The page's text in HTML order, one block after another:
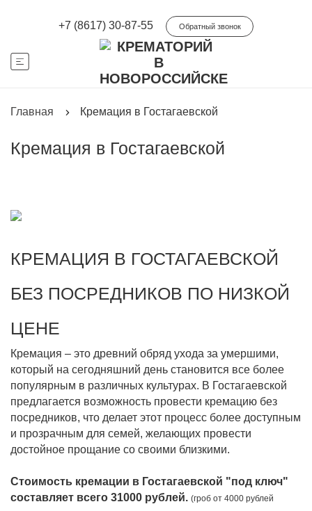
+7 (8617) 30-87-55 Обратный звонок
Главная Кремация в Гостагаевской
Кремация в Гостагаевской
КРЕМАЦИЯ В ГОСТАГАЕВСКОЙ
БЕЗ ПОСРЕДНИКОВ ПО НИЗКОЙ
ЦЕНЕ
Кремация – это древний обряд ухода за умершими,
который на сегодняшний день становится все более
популярным в различных культурах. В Гостагаевской
предлагается возможность провести кремацию без
посредников, что делает этот процесс более доступным
и прозрачным для семей, желающих провести
достойное прощание со своими близкими.
Стоимость кремации в Гостагаевской "под ключ"
составляет всего 31000 рублей. (гроб от 4000 рублей